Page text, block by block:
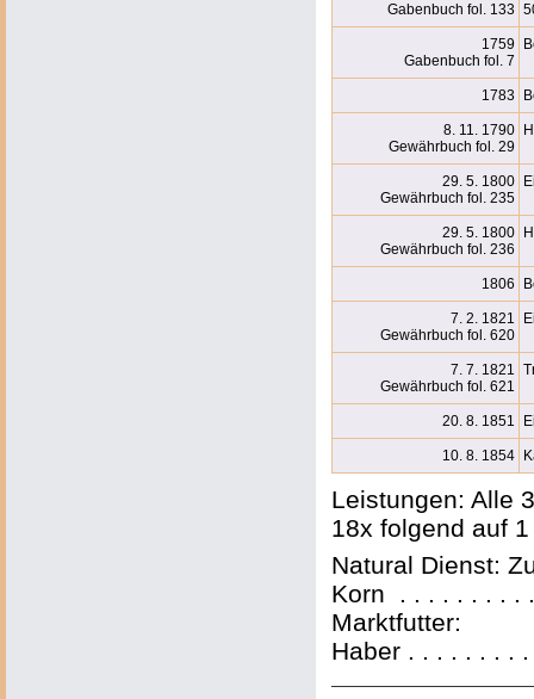
Gabenbuch fol. 133
1759
Gabenbuch fol. 7
1783
8. 11. 1790
Gewährbuch fol. 29
29. 5. 1800
Gewährbuch fol. 235
29. 5. 1800
Gewährbuch fol. 236
1806
7. 2. 1821
Gewährbuch fol. 620
7. 7. 1821
Gewährbuch fol. 621
20. 8. 1851
10. 8. 1854
Leistungen: Alle
18x folgend auf
Natural Dienst:
Korn . . . . . . . . .
Marktfutter:
Haber . . . . . . . .